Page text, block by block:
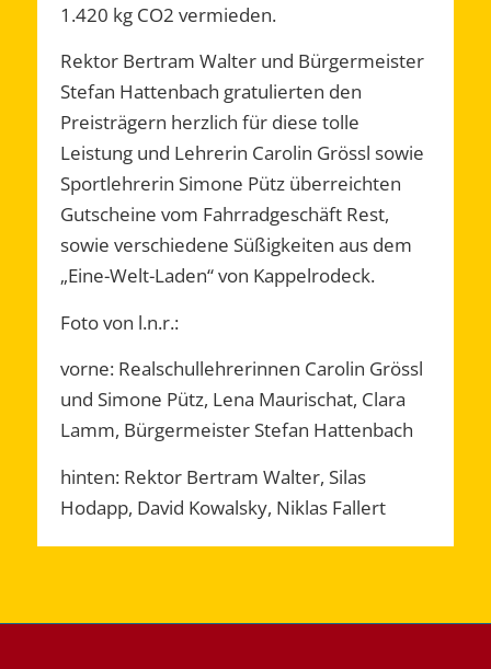
1.420 kg CO2 vermieden.
Rektor Bertram Walter und Bürgermeister
Stefan Hattenbach gratulierten den
Preisträgern herzlich für diese tolle
Leistung und Lehrerin Carolin Grössl sowie
Sportlehrerin Simone Pütz überreichten
Gutscheine vom Fahrradgeschäft Rest,
sowie verschiedene Süßigkeiten aus dem
„Eine-Welt-Laden“ von Kappelrodeck.
Foto von l.n.r.:
vorne: Realschullehrerinnen Carolin Grössl
und Simone Pütz, Lena Maurischat, Clara
Lamm, Bürgermeister Stefan Hattenbach
hinten: Rektor Bertram Walter, Silas
Hodapp, David Kowalsky, Niklas Fallert